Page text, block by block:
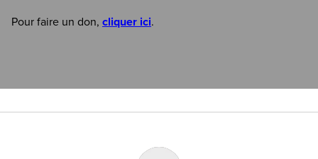
Pour faire un don, cliquer ici.